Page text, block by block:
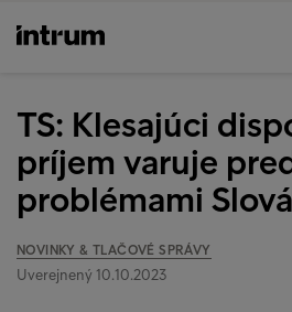
TS: Klesajúci
príjem varuje
problémami
NOVINKY & TLAČOVÉ SPRÁVY
Uverejnený 10.10.2023